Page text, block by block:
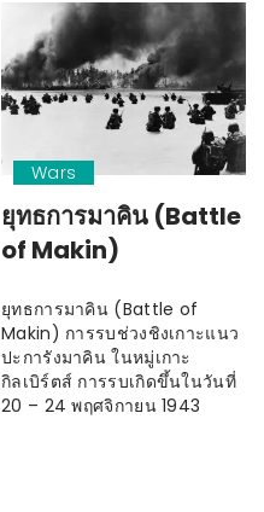
Wars
ยุทธการมาคิน (Battle
of Makin)
ยุทธการมาคิน (Battle of
Makin) การรบช่วงชิงเกาะแนว
ปะการังมาคิน ในหมู่เกาะ
กิลเบิร์ตส์ การรบเกิดขึ้นในวันที่
20 – 24 พฤศจิกายน 1943